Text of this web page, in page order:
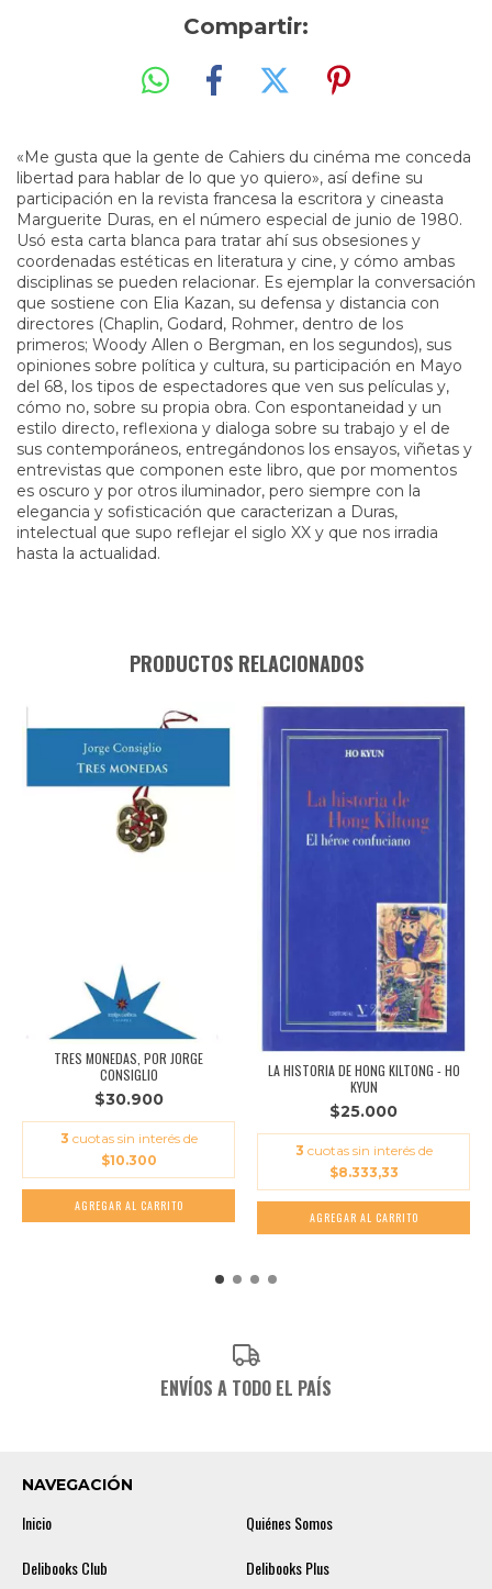
Compartir:
«Me gusta que la gente de Cahiers du cinéma me conceda
libertad para hablar de lo que yo quiero», así define su
participación en la revista francesa la escritora y cineasta
Marguerite Duras, en el número especial de junio de 1980.
Usó esta carta blanca para tratar ahí sus obsesiones y
coordenadas estéticas en literatura y cine, y cómo ambas
disciplinas se pueden relacionar. Es ejemplar la conversación
que sostiene con Elia Kazan, su defensa y distancia con
directores (Chaplin, Godard, Rohmer, dentro de los
primeros; Woody Allen o Bergman, en los segundos), sus
opiniones sobre política y cultura, su participación en Mayo
del 68, los tipos de espectadores que ven sus películas y,
cómo no, sobre su propia obra. Con espontaneidad y un
estilo directo, reflexiona y dialoga sobre su trabajo y el de
sus contemporáneos, entregándonos los ensayos, viñetas y
entrevistas que componen este libro, que por momentos
es oscuro y por otros iluminador, pero siempre con la
elegancia y sofisticación que caracterizan a Duras,
intelectual que supo reflejar el siglo XX y que nos irradia
hasta la actualidad.
PRODUCTOS RELACIONADOS
TRES MONEDAS, POR JORGE
CONSIGLIO
$30.900
3 cuotas sin interés de
$10.300
LA HISTORIA DE HONG KILTONG - HO
KYUN
$25.000
3 cuotas sin interés de
$8.333,33
ENVÍOS A TODO EL PAÍS
NAVEGACIÓN
Inicio
Quiénes Somos
Delibooks Club
Delibooks Plus